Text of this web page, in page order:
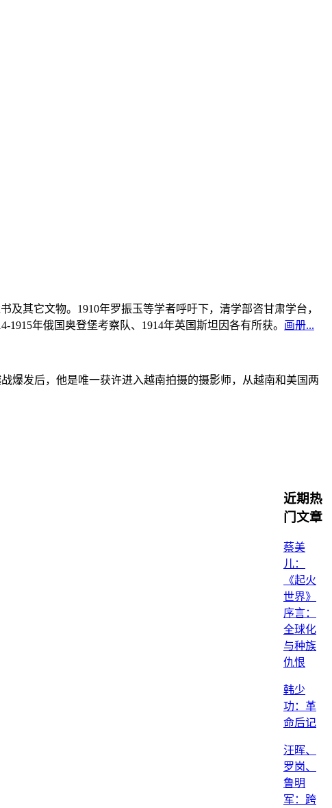
及其它文物。1910年罗振玉等学者呼吁下，清学部咨甘肃学台，
年俄国奥登堡考察队、1914年英国斯坦因各有所获。 画册...
爆发后，他是唯一获许进入越南拍摄的摄影师，从越南和美国两
近期热
门文章
蔡美
儿：
《起火
世界》
序言：
全球化
与种族
仇恨
韩少
功：革
命后记
汪晖、
罗岗、
鲁明
军：跨